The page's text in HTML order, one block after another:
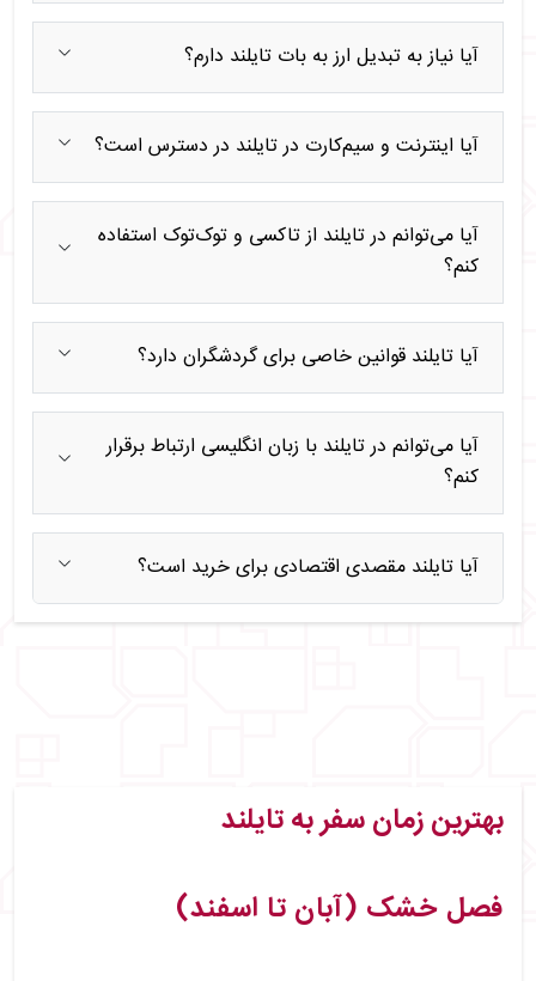
آیا نیاز به تبدیل ارز به بات تایلند دارم؟
آیا اینترنت و سیم‌کارت در تایلند در دسترس است؟
آیا می‌توانم در تایلند از تاکسی و توک‌توک استفاده
کنم؟
آیا تایلند قوانین خاصی برای گردشگران دارد؟
آیا می‌توانم در تایلند با زبان انگلیسی ارتباط برقرار
کنم؟
آیا تایلند مقصدی اقتصادی برای خرید است؟
بهترین زمان سفر به تایلند
فصل خشک (آبان تا اسفند)